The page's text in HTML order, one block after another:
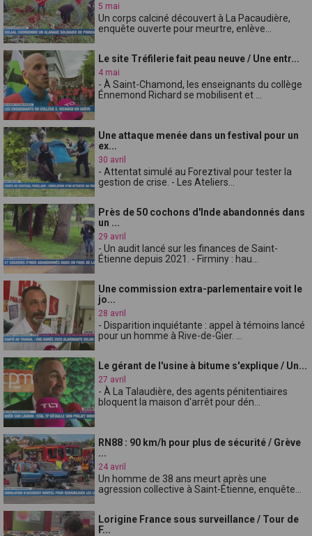
5 mai
Un corps calciné découvert à La Pacaudière,
enquête ouverte pour meurtre, enlève...
Le site Tréfilerie fait peau neuve / Une entr...
4 mai
- À Saint-Chamond, les enseignants du collège
Énnemond Richard se mobilisent et ...
Une attaque menée dans un festival pour un
ex...
30 avril
- Attentat simulé au Foreztival pour tester la
gestion de crise. - Les Ateliers...
Près de 50 cochons d'Inde abandonnés dans
un ...
29 avril
- Un audit lancé sur les finances de Saint-
Étienne depuis 2021. - Firminy : hau...
Une commission extra-parlementaire voit le
jo...
28 avril
- Disparition inquiétante : appel à témoins lancé
pour un homme à Rive-de-Gier. ...
Le gérant de l'usine à bitume s'explique / Un...
27 avril
- À La Talaudière, des agents pénitentiaires
bloquent la maison d'arrêt pour dén...
RN88 : 90 km/h pour plus de sécurité / Grève
...
24 avril
Un homme de 38 ans meurt après une
agression collective à Saint-Étienne, enquête...
Lorigine France sous surveillance / Tour de
F...